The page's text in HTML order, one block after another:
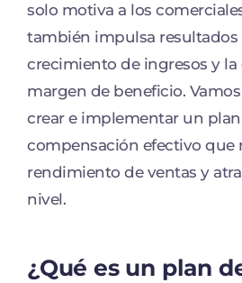
solo motiva a los
también impulsa resultados
crecimiento de ingresos y
margen de beneficio.
crear e implementar un
compensación efectivo que
rendimiento de ventas y
nivel.
¿Qué es un plan